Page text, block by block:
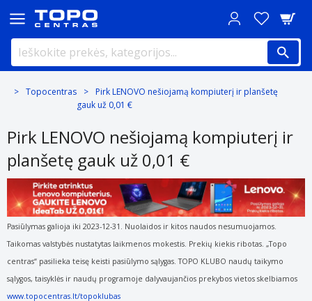
Topocentras
Pirk LENOVO nešiojamą kompiuterį ir planšetę
gauk už 0,01 €
Pirk LENOVO nešiojamą kompiuterį ir
planšetę gauk už 0,01 €
Pasiūlymas galioja iki 2023-12-31. Nuolaidos ir kitos naudos nesumuojamos.
Taikomas valstybės nustatytas laikmenos mokestis. Prekių kiekis ribotas. „Topo
centras“ pasilieka teisę keisti pasiūlymo sąlygas. TOPO KLUBO naudų taikymo
sąlygos, taisyklės ir naudų programoje dalyvaujančios prekybos vietos skelbiamos
www.topocentras.lt/topoklubas